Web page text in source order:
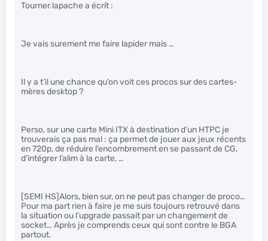
Tourner.lapache a écrit :
Je vais surement me faire lapider mais …
Il y a t’il une chance qu’on voit ces procos sur des cartes-
mères desktop ?
Perso, sur une carte Mini ITX à destination d’un HTPC je
trouverais ça pas mal : ça permet de jouer aux jeux récents
en 720p, de réduire l’encombrement en se passant de CG,
d’intégrer l’alim à la carte, …
[SEMI HS]Alors, bien sur, on ne peut pas changer de proco…
Pour ma part rien à faire je me suis toujours retrouvé dans
la situation ou l’upgrade passait par un changement de
socket… Après je comprends ceux qui sont contre le BGA
partout.